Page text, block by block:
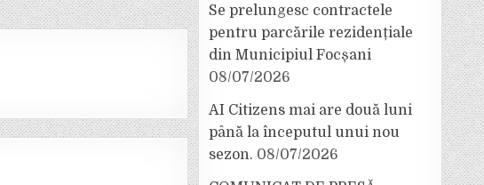
Se prelungesc contractele
pentru parcările rezidențiale
din Municipiul Focșani
08/07/2026
AI Citizens mai are două luni
până la începutul unui nou
sezon. 08/07/2026